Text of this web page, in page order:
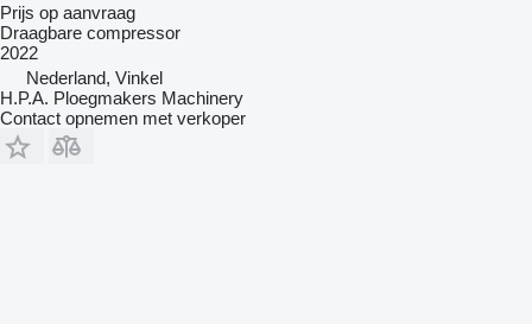
Prijs op aanvraag
Draagbare compressor
2022
Nederland, Vinkel
H.P.A. Ploegmakers Machinery
Contact opnemen met verkoper